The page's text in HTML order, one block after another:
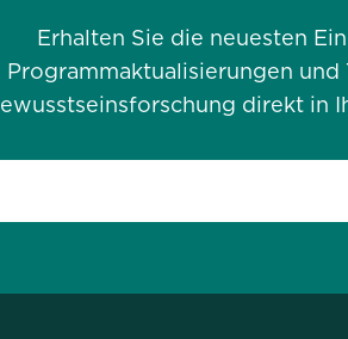
Erhalten Sie die neuesten
Programmaktualisierungen und
direkt in